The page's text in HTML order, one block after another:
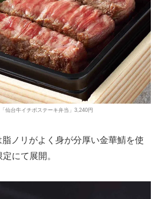
仙台牛イチボステーキ弁当」3,240円
ノリがよく身が分厚い金華鯖を使
にて展開。